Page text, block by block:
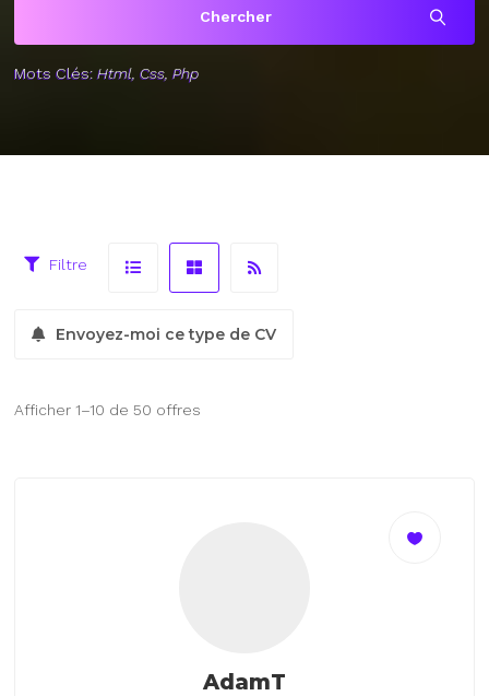
Chercher
Mots Clés:Html, Css, Php
Filtre
Envoyez-moi ce type de CV
Afficher 1–10 de 50 offres
AdamT